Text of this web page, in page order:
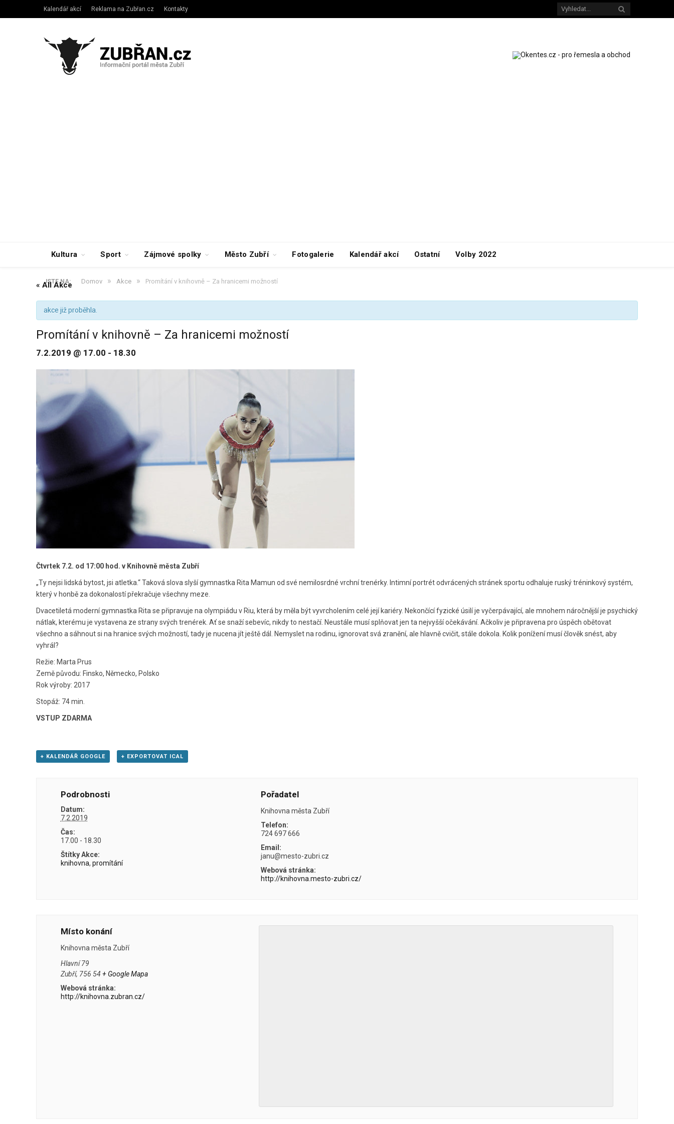
Kalendář akcí Reklama na Zubřan.cz Kontakty
Kultura Sport Zájmové spolky Město Zubří Fotogalerie Kalendář akcí Ostatní Volby 2022
JSTE NA: Domov » Akce » Promítání v knihovně – Za hranicemi možností
« All Akce
akce již proběhla.
Promítání v knihovně – Za hranicemi možností
7.2.2019 @ 17.00 - 18.30
Čtvrtek 7.2. od 17:00 hod. v Knihovně města Zubří
„Ty nejsi lidská bytost, jsi atletka.“ Taková slova slyší gymnastka Rita Mamun od své nemilosrdné vrchní trenérky. Intimní portrét odvrácených stránek sportu odhaluje ruský tréninkový systém,
který v honbě za dokonalostí překračuje všechny meze.
Dvacetiletá moderní gymnastka Rita se připravuje na olympiádu v Riu, která by měla být vyvrcholením celé její kariéry. Nekončící fyzické úsilí je vyčerpávající, ale mnohem náročnější je psychický
nátlak, kterému je vystavena ze strany svých trenérek. Ať se snaží sebevíc, nikdy to nestačí. Neustále musí splňovat jen ta nejvyšší očekávání. Ačkoliv je připravena pro úspěch obětovat
všechno a sáhnout si na hranice svých možností, tady je nucena jít ještě dál. Nemyslet na rodinu, ignorovat svá zranění, ale hlavně cvičit, stále dokola. Kolik ponížení musí člověk snést, aby
vyhrál?
Režie: Marta Prus
Země původu: Finsko, Německo, Polsko
Rok výroby: 2017
Stopáž: 74 min.
VSTUP ZDARMA
+ KALENDÁŘ GOOGLE + EXPORTOVAT ICAL
Podrobnosti
Datum:
7.2.2019
Čas:
17.00 - 18.30
Štítky Akce:
knihovna, promítání
Pořadatel
Knihovna města Zubří
Telefon:
724 697 666
Email:
janu@mesto-zubri.cz
Webová stránka:
http://knihovna.mesto-zubri.cz/
Místo konání
Knihovna města Zubří
Hlavní 79
Zubří, 756 54 + Google Mapa
Webová stránka:
http://knihovna.zubran.cz/